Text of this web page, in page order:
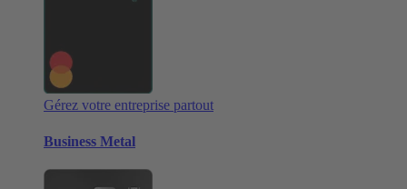
Gérez votre entreprise partout
Business Metal